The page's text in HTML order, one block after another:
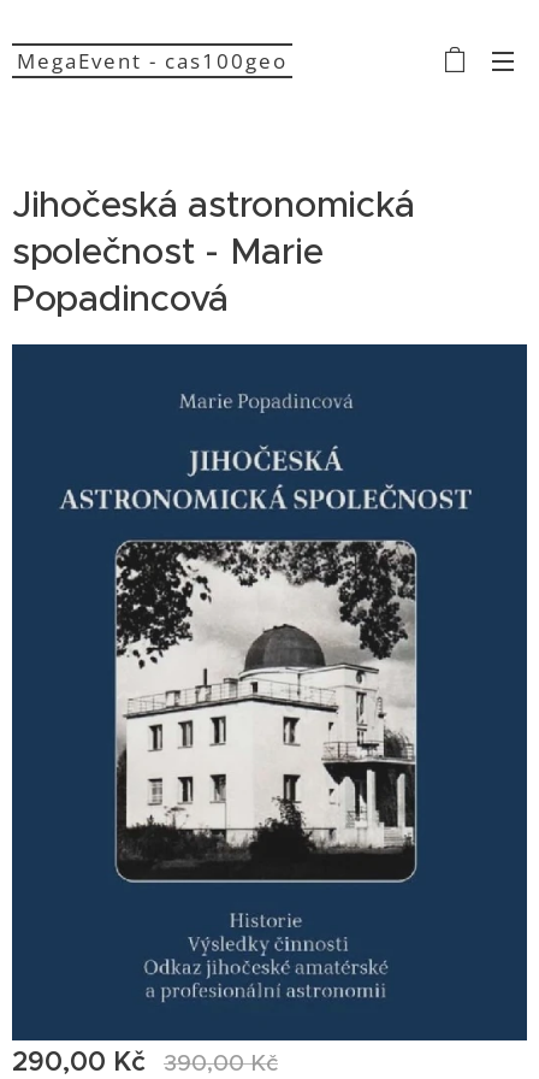
MegaEvent - cas100geo
Jihočeská astronomická
společnost - Marie
Popadincová
290,00 Kč 390,00Kč